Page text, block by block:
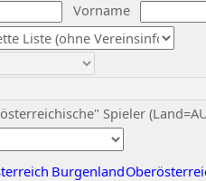
Vorname
Spieler
Burgenland